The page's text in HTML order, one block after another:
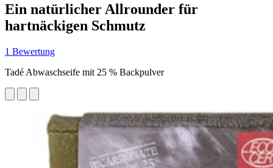
Ein natürlicher Allrounder für
hartnäckigen Schmutz
1 Bewertung
Tadé Abwaschseife mit 25 % Backpulver